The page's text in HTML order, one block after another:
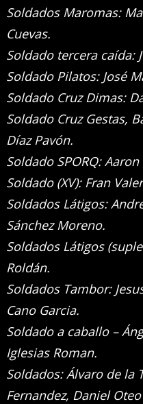
Soldados Maromas:
Cuevas.
Soldado tercera caída:
Soldado Pilatos: José
Soldado Cruz Dimas:
Soldado Cruz Gestas,
Díaz Pavón.
Soldado SPORQ:
Soldado (XV): Fran
Soldados Látigos:
Sánchez Moreno.
Soldados Látigos
Roldán.
Soldados Tambor:
Cano Garcia.
Soldado a caballo –
Iglesias Roman.
Soldados: Álvaro de la
Fernandez, Daniel